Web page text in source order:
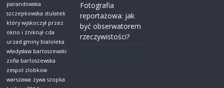
parandowska
szczepkowska stulatek
który wyskoczył przez
okno i zniknął cda
urzad gminy bialoleka
władysław bartoszewski
zofia bartoszewska
zespol zlobkow
warszawa zywa szopka
Fotografia
reportażowa: jak
być obserwatorem
rzeczywistości?